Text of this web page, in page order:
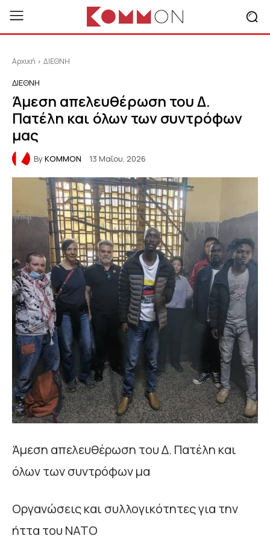
Αρχική ΔΙΕΘΝΗ
ΔΙΕΘΝΗ
Άμεση απελευθέρωση του Δ.
Πατέλη και όλων των συντρόφων
μας
ByKOMMON 13 Μαΐου, 2026
Άμεση απελευθέρωση του Δ. Πατέλη και
όλων των συντρόφων μα
Οργανώσεις και συλλογικότητες για την
ήττα του ΝΑΤΟ